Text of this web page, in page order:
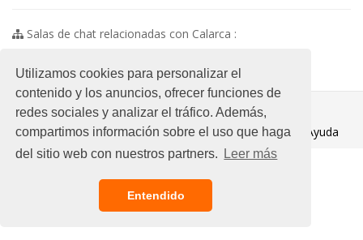
Utilizamos cookies para personalizar el
contenido y los anuncios, ofrecer funciones de
redes sociales y analizar el tráfico. Además,
compartimos información sobre el uso que haga
del sitio web con nuestros partners.
Leer más
Entendido
Salas de chat relacionadas con Calarca :
© 2021 Chat Gratis
Aviso legal/ Ayuda